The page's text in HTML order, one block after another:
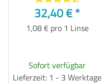
32,40 €*
1,08 € pro 1 Linse
Sofort verfügbar
Lieferzeit: 1 - 3 Werktage